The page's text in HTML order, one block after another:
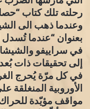
وعندما ذهب الى
بعنوان “عندما
في سراييفو
إلى تحقيقات ذات
في كل مرّة يُحرج
الأوروبية المنغلقة
مواقف مؤيّدة للحراك